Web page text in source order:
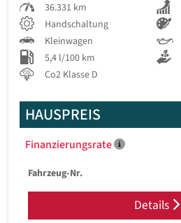
36.331 km
Handschaltung
Kleinwagen
5,4 l/100 km
Co2 Klasse D
HAUSPREIS
Finanzierungsrate
Fahrzeug-Nr.
Details